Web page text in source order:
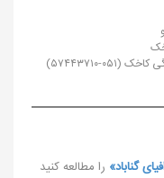
۵۷۴۴۳۷۱۰)
گناباد» را مطالعه کنید